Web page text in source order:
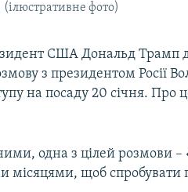
фото)
США Дональд Трамп
з президентом Росії
на посаду 20 січня. Про
одна з цілей розмови –
щоб спробувати